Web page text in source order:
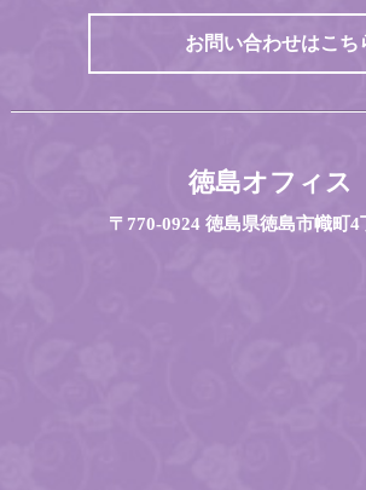
お問い合わせはこち
徳島オフィス
〒770-0924 徳島県徳島市幟町4